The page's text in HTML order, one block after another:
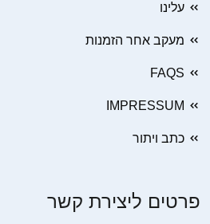
עלינו
מעקב אחר הזמנות
FAQS
IMPRESSUM
כתב ויתור
פרטים ליצירת קשר